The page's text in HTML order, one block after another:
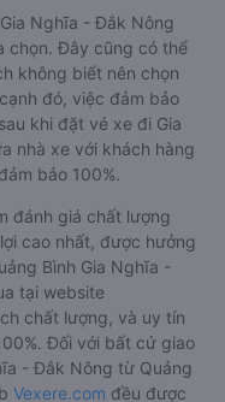
Nghĩa - Đắk Nông
chọn. Đây cũng có thể
không biết nên chọn
đó, việc đảm bảo
khi đặt vé xe đi Gia
nhà xe với khách hàng
bảo 100%.
đánh giá chất lượng
cao nhất, được hưởng
Bình Gia Nghĩa -
tại website
chất lượng, và uy tín
Đối với bất cứ giao
- Đắk Nông từ Quảng
Vexere.com đều được